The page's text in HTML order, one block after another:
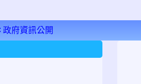
政府資訊公開